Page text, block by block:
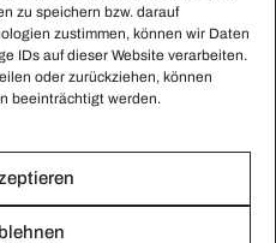
zu speichern bzw. darauf
zustimmen, können wir Daten
IDs auf dieser Website verarbeiten.
oder zurückziehen, können
beeinträchtigt werden.